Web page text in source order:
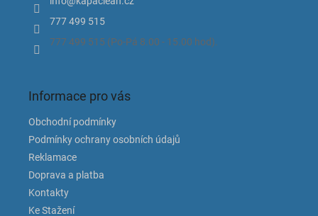
777 499 515
777 499 515 (Po-Pá 8.00 - 15.00 hod).
Informace pro vás
Obchodní podmínky
Podmínky ochrany osobních údajů
Reklamace
Doprava a platba
Kontakty
Ke Stažení